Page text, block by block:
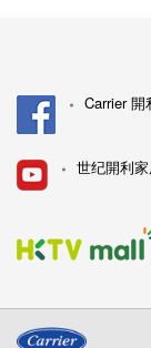
Carrier 開
世纪開利